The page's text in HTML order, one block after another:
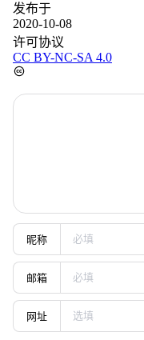
发布于
2020-10-08
许可协议
CC BY-NC-SA 4.0
昵称
邮箱
网址